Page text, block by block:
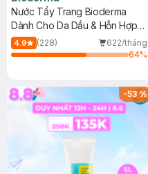
Nước Tẩy Trang Bioderma
Dành Cho Da Dầu & Hỗn Hợp
500ml
4.9 (228)
622/tháng
64%
-53%